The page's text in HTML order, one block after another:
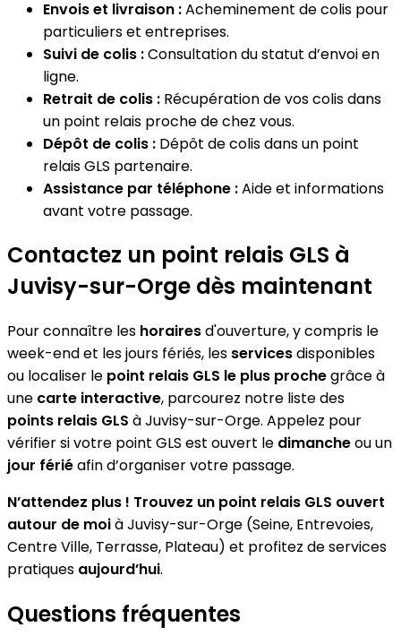
Envois et livraison :Acheminement de colis pour
particuliers et entreprises.
Suivi de colis :Consultation du statut d’envoi en
ligne.
Retrait de colis : Récupération de vos colis dans
un point relais proche de chez vous.
Dépôt de colis : Dépôt de colis dans un point
relais GLS partenaire.
Assistance par téléphone :Aide et informations
avant votre passage.
Contactez un point relais GLS à
Juvisy-sur-Orge dès maintenant
Pour connaître les horairesd'ouverture, y compris le
week-end et les jours fériés, les servicesdisponibles
ou localiser le point relais GLS le plus prochegrâce à
une carte interactive, parcourez notre liste des
points relais GLS à Juvisy-sur-Orge. Appelez pour
vérifier si votre point GLS est ouvert le dimancheou un
jour fériéafin d’organiser votre passage.
N’attendez plus ! Trouvez un point relais GLS ouvert
autour de moià Juvisy-sur-Orge (Seine, Entrevoies,
Centre Ville, Terrasse, Plateau) et profitez de services
pratiques aujourd’hui.
Questions fréquentes